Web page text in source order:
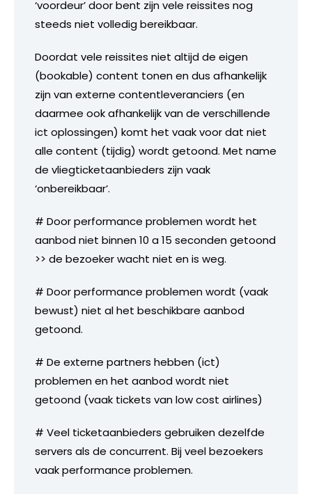
‘voordeur’ door bent zijn vele reissites nog
steeds niet volledig bereikbaar.
Doordat vele reissites niet altijd de eigen
(bookable) content tonen en dus afhankelijk
zijn van externe contentleveranciers (en
daarmee ook afhankelijk van de verschillende
ict oplossingen) komt het vaak voor dat niet
alle content (tijdig) wordt getoond. Met name
de vliegticketaanbieders zijn vaak
‘onbereikbaar’.
# Door performance problemen wordt het
aanbod niet binnen 10 a 15 seconden getoond
>> de bezoeker wacht niet en is weg.
# Door performance problemen wordt (vaak
bewust) niet al het beschikbare aanbod
getoond.
# De externe partners hebben (ict)
problemen en het aanbod wordt niet
getoond (vaak tickets van low cost airlines)
# Veel ticketaanbieders gebruiken dezelfde
servers als de concurrent. Bij veel bezoekers
vaak performance problemen.